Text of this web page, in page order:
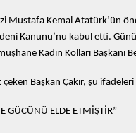
Mustafa Kemal Atatürk’ün
Kanunu’nu kabul etti.
Kadın Kolları Başkanı
Başkan Çakır, şu ifadeleri
GÜCÜNÜ ELDE ETMİŞTİR”